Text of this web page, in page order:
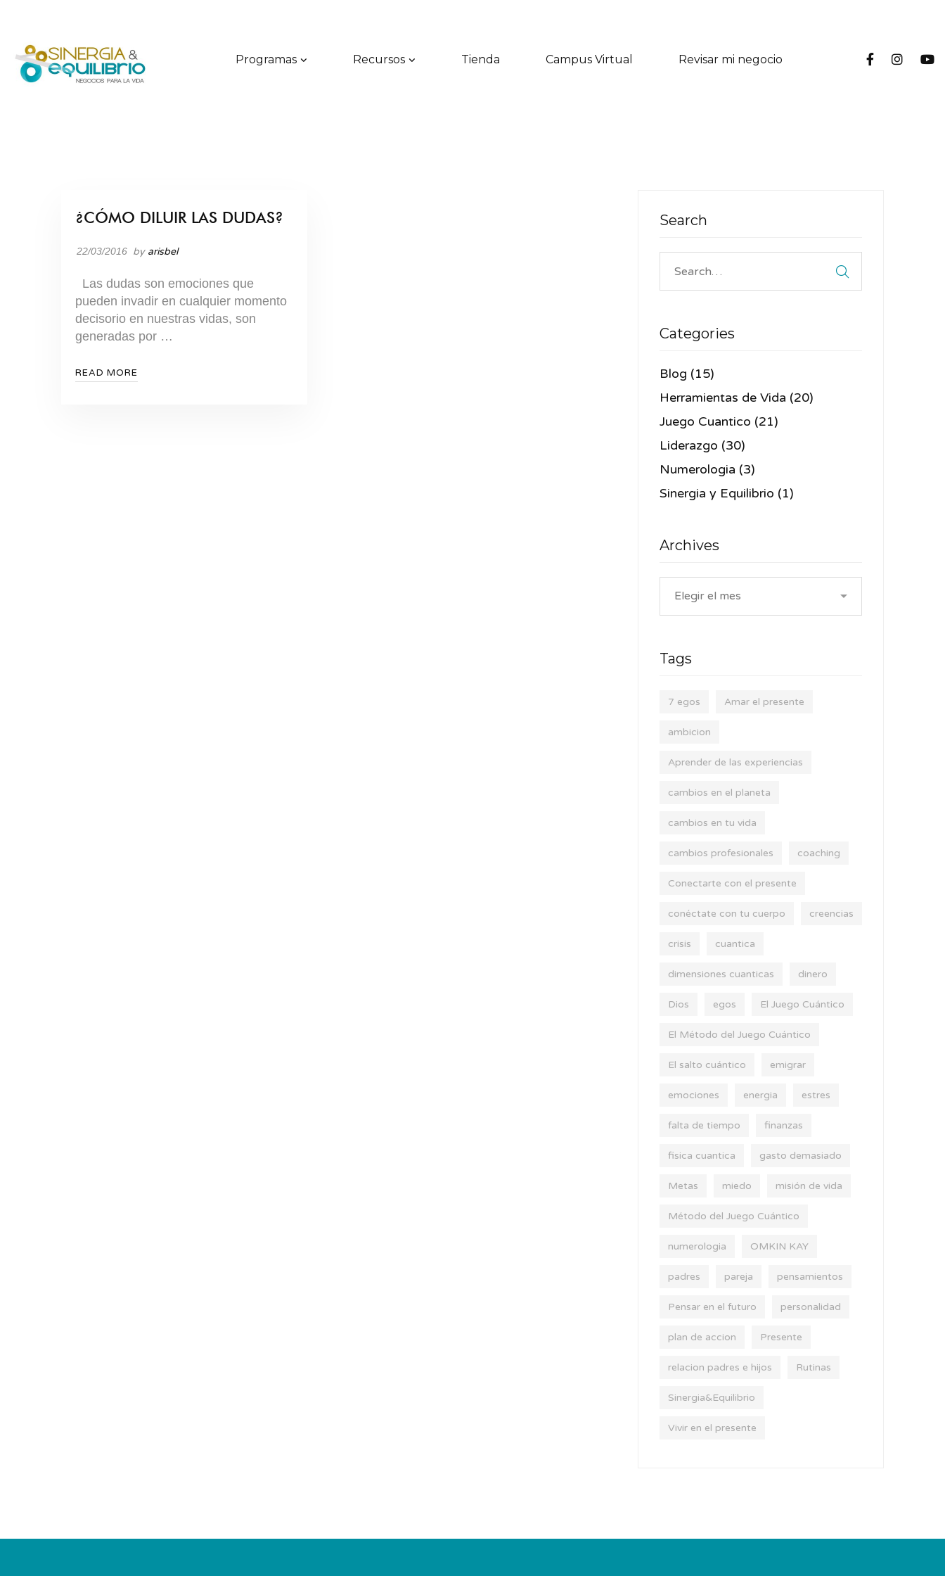
Programas Recursos Tienda Campus Virtual Revisar mi negocio
BLOG
¿CÓMO DILUIR LAS DUDAS?
22/03/2016 by arisbel
Las dudas son emociones que
pueden invadir en cualquier momento
decisorio en nuestras vidas, son
generadas por …
READ MORE
Search
Categories
Blog (15)
Herramientas de Vida (20)
Juego Cuantico (21)
Liderazgo (30)
Numerologia (3)
Sinergia y Equilibrio (1)
Archives
Tags
7 egos Amar el presente
ambicion
Aprender de las experiencias
cambios en el planeta
cambios en tu vida
cambios profesionales coaching
Conectarte con el presente
conéctate con tu cuerpo creencias
crisis cuantica
dimensiones cuanticas dinero
Dios egos El Juego Cuántico
El Método del Juego Cuántico
El salto cuántico emigrar
emociones energia estres
falta de tiempo finanzas
fisica cuantica gasto demasiado
Metas miedo misión de vida
Método del Juego Cuántico
numerologia OMKIN KAY
padres pareja pensamientos
Pensar en el futuro personalidad
plan de accion Presente
relacion padres e hijos Rutinas
Sinergia&Equilibrio
Vivir en el presente